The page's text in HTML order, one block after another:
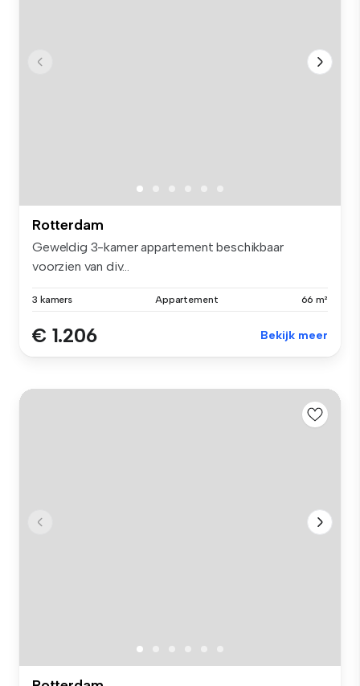
Rotterdam
Geweldig 3-kamer appartement beschikbaar
voorzien van div...
3 kamers Appartement 66 m²
€ 1.206 Bekijk meer